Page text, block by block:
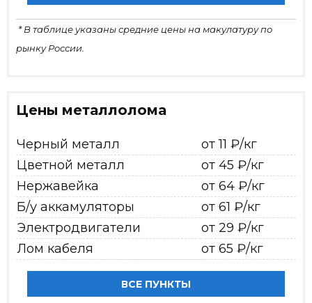
* В таблице указаны средние цены на макулатуру по
рынку России.
Цены металлолома
Черный металл
от 11 ₽/кг
Цветной металл
от 45 ₽/кг
Нержавейка
от 64 ₽/кг
Б/у аккамуляторы
от 61 ₽/кг
Электродвигатели
от 29 ₽/кг
Лом кабеля
от 65 ₽/кг
ВСЕ ПУНКТЫ